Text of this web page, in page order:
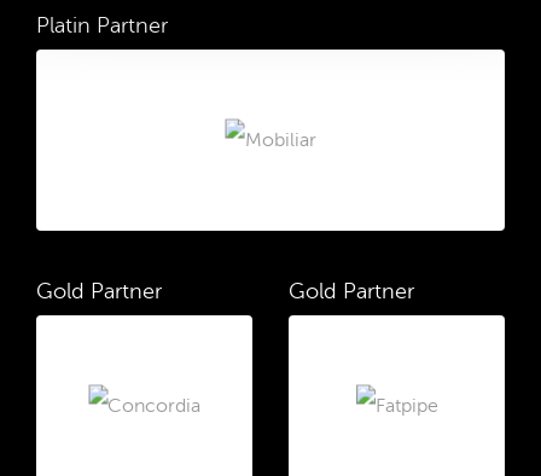
Platin Partner
Gold Partner Gold Partner